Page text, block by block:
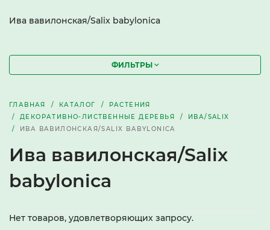
Ива вавилонская/Salix babylonica
ФИЛЬТРЫ
ГЛАВНАЯ КАТАЛОГ
РАСТЕНИЯ
ДЕКОРАТИВНО-ЛИСТВЕННЫЕ ДЕРЕВЬЯ
ИВА/SALIX
ИВА ВАВИЛОНСКАЯ/SALIX BABYLONICA
Ива вавилонская/Salix
babylonica
Нет товаров, удовлетворяющих запросу.